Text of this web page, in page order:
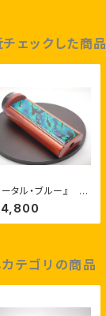
ェックした商品
ータル・ブルー』 ア
ィスト：リューク＆サ
デュレット
カテゴリの商品